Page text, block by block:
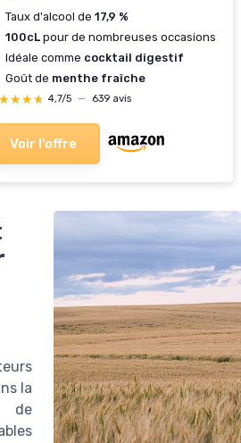
Taux d'alcool de 17,9 %
100cL pour de nombreuses occasions
Idéale comme cocktail digestif
Goût de menthe fraîche
4,7/5 — 639 avis
Voir l'offre
la
de